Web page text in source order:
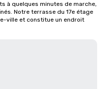
à quelques minutes de marche,
Notre terrasse du 17e étage
ville et constitue un endroit